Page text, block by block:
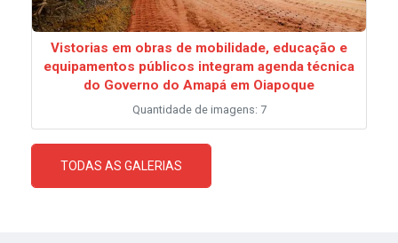
Vistorias em obras de mobilidade, educação e
equipamentos públicos integram agenda técnica
do Governo do Amapá em Oiapoque
Quantidade de imagens: 7
TODAS AS GALERIAS